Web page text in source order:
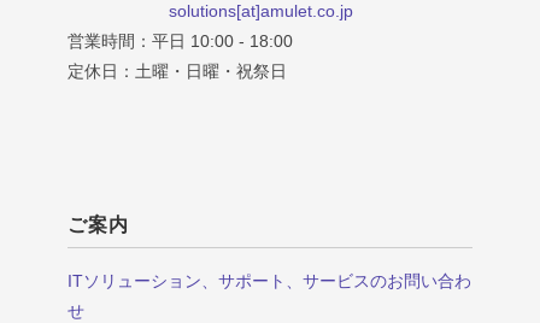
solutions[at]amulet.co.jp
営業時間：平日 10:00 - 18:00
定休日：土曜・日曜・祝祭日
ご案内
ITソリューション、サポート、サービスのお問い合わ
せ